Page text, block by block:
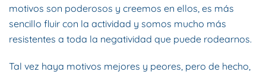
motivos son poderosos y creemos en ellos, es más
sencillo fluir con la actividad y somos mucho más
resistentes a toda la negatividad que puede rodearnos.
Tal vez haya motivos mejores y peores, pero de hecho,